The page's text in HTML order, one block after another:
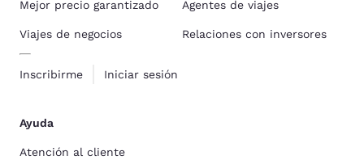
Mejor precio garantizado
Viajes de negocios
Inscribirme Iniciar sesión
Agentes de viajes
Relaciones con inversores
Ayuda
Atención al cliente